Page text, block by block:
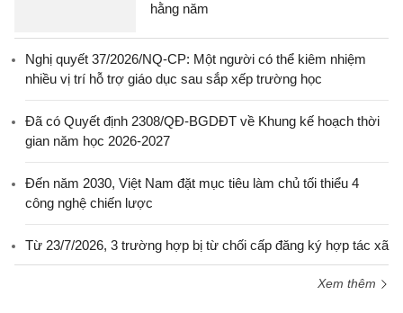
hằng năm
Nghị quyết 37/2026/NQ-CP: Một người có thể kiêm nhiệm
nhiều vị trí hỗ trợ giáo dục sau sắp xếp trường học
Đã có Quyết định 2308/QĐ-BGDĐT về Khung kế hoạch thời
gian năm học 2026-2027
Đến năm 2030, Việt Nam đặt mục tiêu làm chủ tối thiểu 4
công nghệ chiến lược
Từ 23/7/2026, 3 trường hợp bị từ chối cấp đăng ký hợp tác xã
Xem thêm